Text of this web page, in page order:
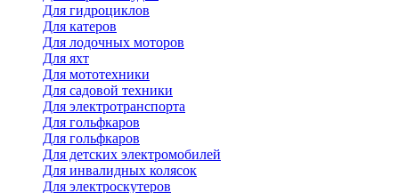
Для гидроциклов
Для катеров
Для лодочных моторов
Для яхт
Для мототехники
Для садовой техники
Для электротранспорта
Для гольфкаров
Для гольфкаров
Для детских электромобилей
Для инвалидных колясок
Для электроскутеров